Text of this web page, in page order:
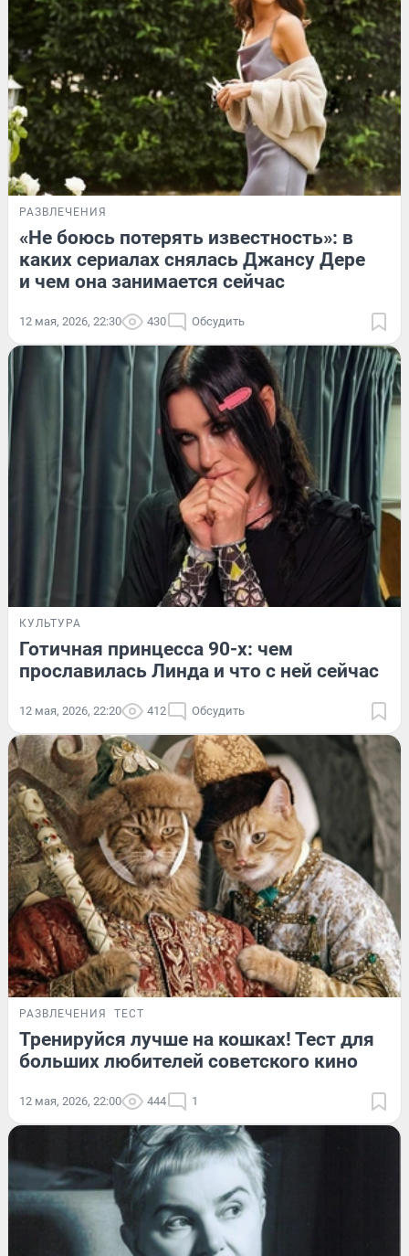
РАЗВЛЕЧЕНИЯ
«Не боюсь потерять известность»: в
каких сериалах снялась Джансу Дере
и чем она занимается сейчас
12 мая, 2026, 22:30 430 Обсудить
КУЛЬТУРА
Готичная принцесса 90-х: чем
прославилась Линда и что с ней сейчас
12 мая, 2026, 22:20 412 Обсудить
РАЗВЛЕЧЕНИЯ ТЕСТ
Тренируйся лучше на кошках! Тест для
больших любителей советского кино
12 мая, 2026, 22:00 444 1